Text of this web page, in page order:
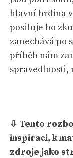
hlavní hrdina
posiluje ho
zanechává po
příběh nám
spravedlnosti,
⇩ Tento
inspiraci, k
zdroje jako